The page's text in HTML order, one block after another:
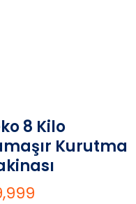
8 Kilo
Kurutma